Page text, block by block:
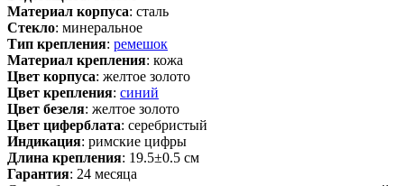
Материал корпуса: сталь
Стекло: минеральное
Тип крепления: ремешок
Материал крепления: кожа
Цвет корпуса: желтое золото
Цвет крепления: синий
Цвет безеля: желтое золото
Цвет циферблата: серебристый
Индикация: римские цифры
Длина крепления: 19.5±0.5 см
Гарантия: 24 месяца